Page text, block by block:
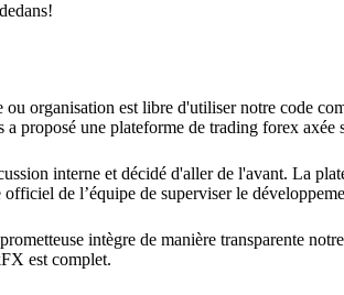
ou organisation est libre d'utiliser notre code
proposé une plateforme de trading forex axée
interne et décidé d'aller de l'avant. La
de l’équipe de superviser le
intègre de manière transparente
est complet.